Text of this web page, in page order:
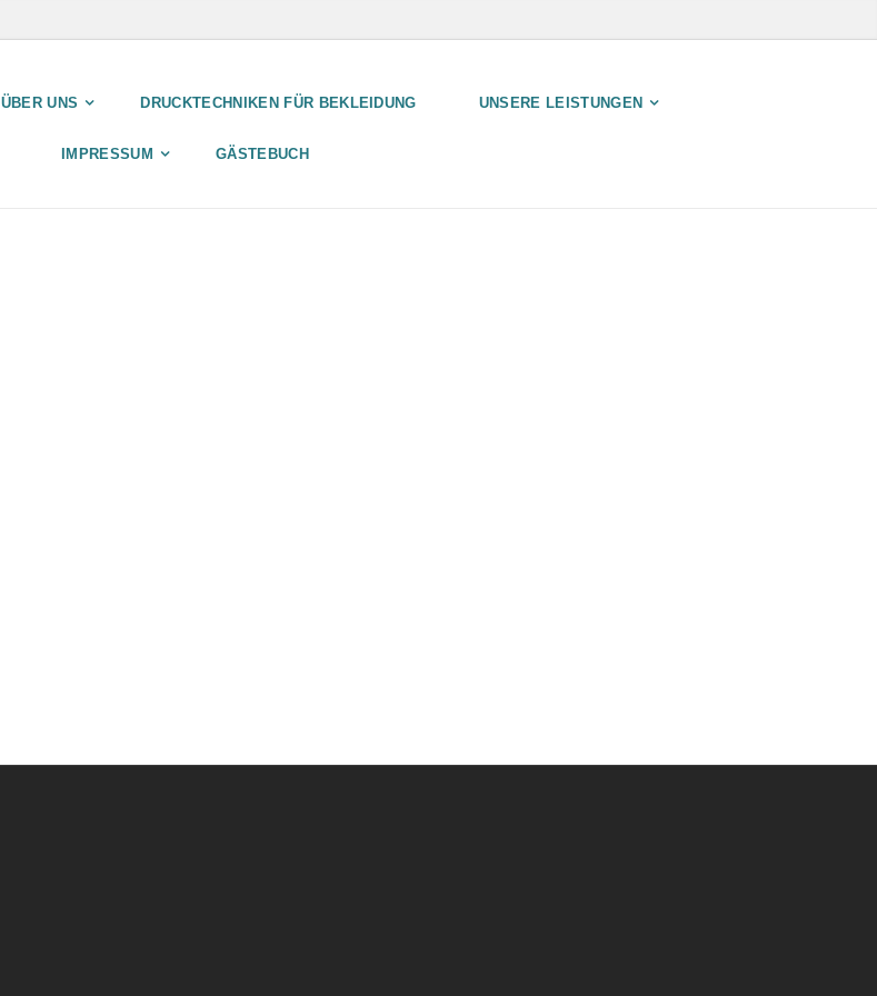
ÜBER UNS DRUCKTECHNIKEN FÜR BEKLEIDUNG UNSERE LEISTUNGEN
IMPRESSUM GÄSTEBUCH